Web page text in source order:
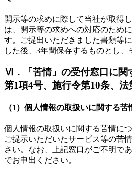
開示等の求めに際して当社が取得
は、開示等の求めへの対応のため
す。ご提出いただきました書類等
した後、3年間保存するものとし、
Ⅵ．「苦情」の受付窓口に関
第1項4号、施行令第10条、法
（1）個人情報の取扱いに関する苦
個人情報の取扱いに関する苦情に
ご提示いただいたサービス等の苦
さい。なお、上記窓口がご不明で
でお申出ください。